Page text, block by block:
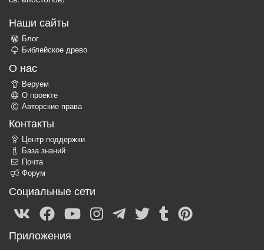
Наши сайты
Блог
Библейское древо
О нас
Веруем
О проекте
Авторские права
Контакты
Центр поддержки
База знаний
Почта
Форум
Социальные сети
Приложения